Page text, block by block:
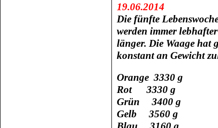
19.06.2014
Die fünfte
werden immer
länger. Die Waage hat
konstant an Gewicht
Orange 3330 g
Rot 3330 g
Grün 3400 g
Gelb 3560 g